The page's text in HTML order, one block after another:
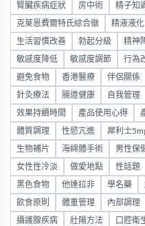
腎臟疾病症狀 房中術 精子知
克萊恩費爾特氏綜合徵 精液液化
生活習慣改善 勃起分級 精神
敏感度降低 敏感度調節 行為
避免食物 香港醫療 伴侶關係
針灸療法 腸道健康 自我管理
效果持續時間 產品使用心得
體質調理 性慾亢進 犀利士
生物補片 海綿體手術 男性保
女性性冷淡 做愛地點 性話題
黑色食物 他達拉非 學名藥
飲食原則 體重管理 內部調理
攝護腺疾病 壯陽方法 口腔衛